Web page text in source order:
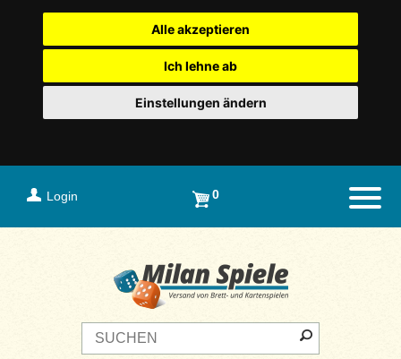
Alle akzeptieren
Ich lehne ab
Einstellungen ändern
Login 0